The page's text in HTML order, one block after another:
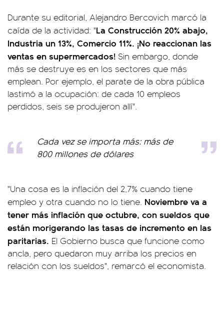
Durante su editorial, Alejandro Bercovich marcó la
caída de la actividad: "La Construcción 20% abajo,
Industria un 13%, Comercio 11%. ¡No reaccionan las
ventas en supermercados! Sin embargo, donde
más se destruye es en los sectores que más
emplean. Por ejemplo, el parate de la obra pública
lastimó a la ocupación: de cada 10 empleos
perdidos, seis se produjeron allí".
Cada vez se importa más: más de
800 millones de dólares
"Una cosa es la inflación del 2,7% cuando tiene
empleo y otra cuando no lo tiene. Noviembre va a
tener más inflación que octubre, con sueldos que
están morigerando las tasas de incremento en las
paritarias. El Gobierno busca que funcione como
ancla, pero quedaron muy arriba los precios en
relación con los sueldos", remarcó el economista.